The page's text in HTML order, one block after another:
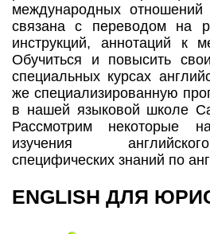
международных
связана с переводом на
инструкций, аннотаций к
Обучиться и повысить
специальных курсах
же специализированную
в нашей языковой школе
Рассмотрим некоторые
изучения
специфических знаний по
ENGLISH ДЛЯ